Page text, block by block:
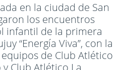
en la ciudad de San
los encuentros
infantil de la primera
“Energía Viva”, con la
de Club Atlético
Club Atlético La